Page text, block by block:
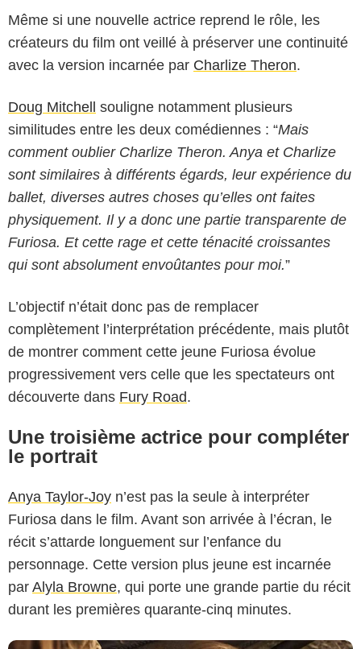
Même si une nouvelle actrice reprend le rôle, les
créateurs du film ont veillé à préserver une continuité
avec la version incarnée par Charlize Theron.
Doug Mitchell souligne notamment plusieurs
similitudes entre les deux comédiennes : “Mais
comment oublier Charlize Theron. Anya et Charlize
sont similaires à différents égards, leur expérience du
ballet, diverses autres choses qu’elles ont faites
physiquement. Il y a donc une partie transparente de
Furiosa. Et cette rage et cette ténacité croissantes
qui sont absolument envoûtantes pour moi.”
L’objectif n’était donc pas de remplacer
complètement l’interprétation précédente, mais plutôt
de montrer comment cette jeune Furiosa évolue
progressivement vers celle que les spectateurs ont
découverte dans Fury Road.
Une troisième actrice pour compléter
le portrait
Anya Taylor-Joy n’est pas la seule à interpréter
Furiosa dans le film. Avant son arrivée à l’écran, le
récit s’attarde longuement sur l’enfance du
personnage. Cette version plus jeune est incarnée
par Alyla Browne, qui porte une grande partie du récit
durant les premières quarante-cinq minutes.